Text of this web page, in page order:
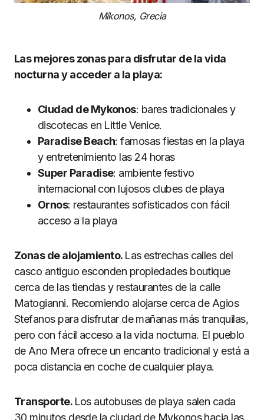
Míkonos, Grecia
Las mejores zonas para disfrutar de la vida
nocturna y acceder a la playa:
Ciudad de Mykonos: bares tradicionales y
discotecas en Little Venice.
Paradise Beach: famosas fiestas en la playa
y entretenimiento las 24 horas
Super Paradise: ambiente festivo
internacional con lujosos clubes de playa
Ornos: restaurantes sofisticados con fácil
acceso a la playa
Zonas de alojamiento. Las estrechas calles del
casco antiguo esconden propiedades boutique
cerca de las tiendas y restaurantes de la calle
Matogianni. Recomiendo alojarse cerca de Agios
Stefanos para disfrutar de mañanas más tranquilas,
pero con fácil acceso a la vida nocturna. El pueblo
de Ano Mera ofrece un encanto tradicional y está a
poca distancia en coche de cualquier playa.
Transporte. Los autobuses de playa salen cada
30 minutos desde la ciudad de Mykonos hacia las